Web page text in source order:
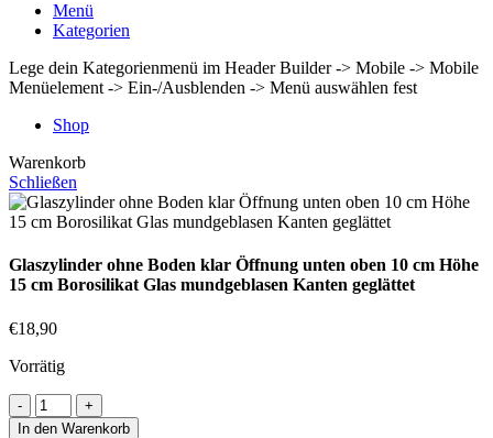
Menü
Kategorien
Lege dein Kategorienmenü im Header Builder -> Mobile -> Mobile
Menüelement -> Ein-/Ausblenden -> Menü auswählen fest
Shop
Warenkorb
Schließen
Glaszylinder ohne Boden klar Öffnung unten oben 10 cm Höhe
15 cm Borosilikat Glas mundgeblasen Kanten geglättet
€18,90
Vorrätig
In den Warenkorb